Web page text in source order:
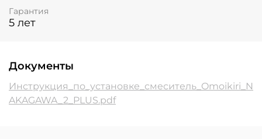
Гарантия
5 лет
Документы
Инструкция_по_установке_смеситель_Omoikiri_N
AKAGAWA_2_PLUS.pdf